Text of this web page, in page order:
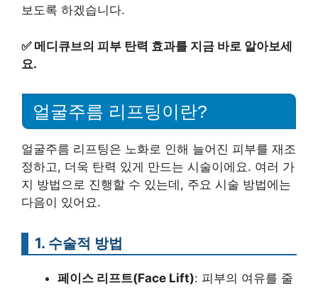
보도록 하겠습니다.
✅ 메디큐브의 피부 탄력 효과를 지금 바로 알아보세
요.
얼굴주름 리프팅이란?
얼굴주름 리프팅은 노화로 인해 늘어진 피부를 재조
정하고, 더욱 탄력 있게 만드는 시술이에요. 여러 가
지 방법으로 진행할 수 있는데, 주요 시술 방법에는
다음이 있어요.
1. 수술적 방법
페이스 리프트(Face Lift): 피부의 여유를 줄